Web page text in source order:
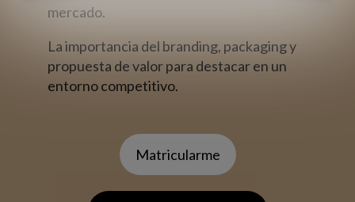
mercado.
La importancia del branding, packaging y
propuesta de valor para destacar en un
entorno competitivo.
Matricularme